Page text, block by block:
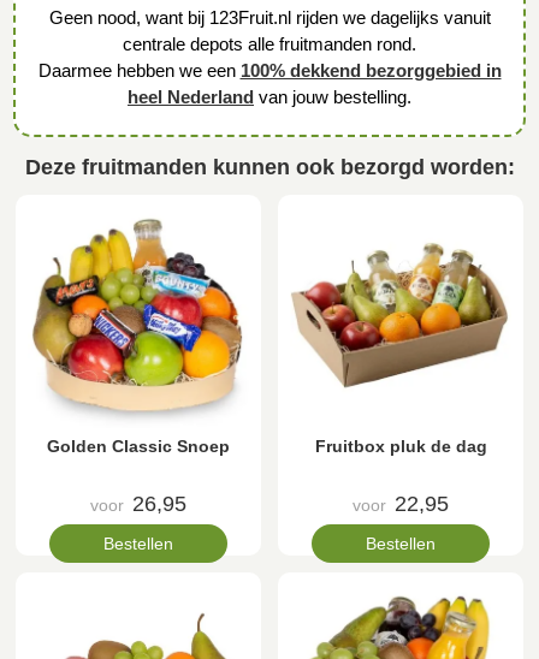
Geen nood, want bij 123Fruit.nl rijden we dagelijks vanuit
centrale depots alle fruitmanden rond.
Daarmee hebben we een 100% dekkend bezorggebied in
heel Nederland van jouw bestelling.
Deze fruitmanden kunnen ook bezorgd worden:
Golden Classic Snoep
voor 26,95
Bestellen
Fruitbox pluk de dag
voor 22,95
Bestellen